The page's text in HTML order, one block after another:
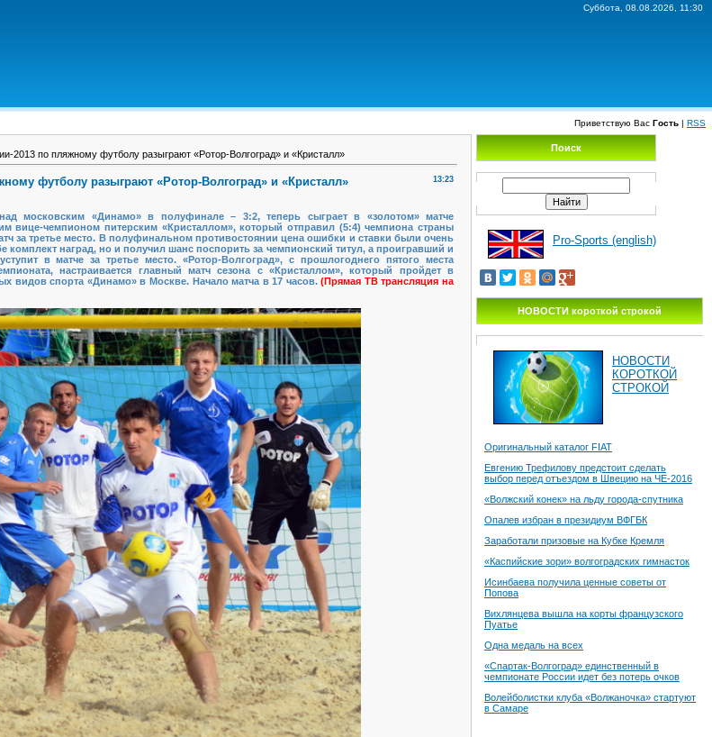
Суббота, 08.08.2026, 11:30
Приветствую Вас Гость | RSS
2013 по пляжному футболу разыграют «Ротор-Волгоград» и «Кристалл»
13:23
футболу разыграют «Ротор-Волгоград» и «Кристалл»
московским «Динамо» в полуфинале – 3:2, теперь сыграет в «золотом» матче
вице-чемпионом питерским «Кристаллом», который отправил (5:4) чемпиона страны
за третье место. В полуфинальном противостоянии цена ошибки и ставки были очень
комплект наград, но и получил шанс поспорить за чемпионский титул, а проигравший и
в матче за третье место. «Ротор-Волгоград», с прошлогоднего пятого места
настраивается главный матч сезона с «Кристаллом», который пройдет в
видов спорта «Динамо» в Москве. Начало матча в 17 часов.(Прямая ТВ трансляция на
Поиск
Pro-Sports (english)
НОВОСТИ короткой строкой
НОВОСТИ
КОРОТКОЙ
СТРОКОЙ
Оригинальный каталог FIAT
Евгению Трефилову предстоит сделать
выбор перед отъездом в Швецию на ЧЕ-2016
«Волжский конек» на льду города-спутника
Опалев избран в президиум ВФГБК
Заработали призовые на Кубке Кремля
«Каспийские зори» волгоградских гимнасток
Исинбаева получила ценные советы от
Попова
Вихлянцева вышла на корты французского
Пуатье
Одна медаль на всех
«Спартак-Волгоград» единственный в
чемпионате России идет без потерь очков
Волейболистки клуба «Волжаночка» стартуют
в Самаре